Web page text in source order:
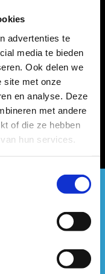
advertenties te
media te bieden
Ook delen we
site met onze
en analyse. Deze
met andere
of die ze hebben
hun services.